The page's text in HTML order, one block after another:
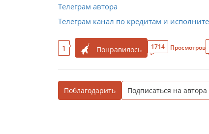
Телеграм автора
Телеграм канал по кредитам и
1 Понравилось 1714 Просмотров
Поблагодарить Подписаться на автора